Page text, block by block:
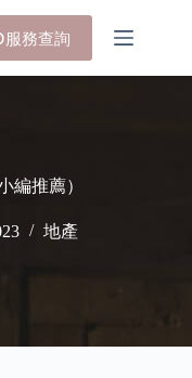
服務查詢
編推薦）
地產